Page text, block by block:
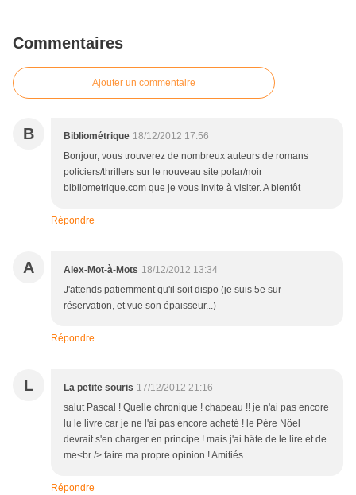
Commentaires
Ajouter un commentaire
B Bibliométrique 18/12/2012 17:56
Bonjour, vous trouverez de nombreux auteurs de romans
policiers/thrillers sur le nouveau site polar/noir
bibliometrique.com que je vous invite à visiter. A bientôt
Répondre
A Alex-Mot-à-Mots 18/12/2012 13:34
J'attends patiemment qu'il soit dispo (je suis 5e sur
réservation, et vue son épaisseur...)
Répondre
L La petite souris 17/12/2012 21:16
salut Pascal ! Quelle chronique ! chapeau !! je n'ai pas encore
lu le livre car je ne l'ai pas encore acheté ! le Père Nöel
devrait s'en charger en principe ! mais j'ai hâte de le lire et de
me<br /> faire ma propre opinion ! Amitiés
Répondre